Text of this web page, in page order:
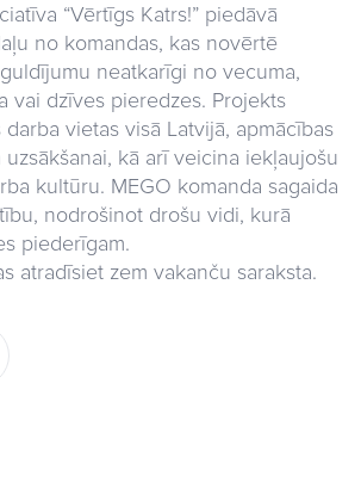
“Vērtīgs Katrs!” piedāvā
no komandas, kas novērtē
neatkarīgi no vecuma,
vai dzīves pieredzes. Projekts
vietas visā Latvijā, apmācības
kā arī veicina iekļaujošu
kultūru. MEGO komanda sagaida
nodrošinot drošu vidi, kurā
piederīgam.
atradīsiet zem vakanču saraksta.